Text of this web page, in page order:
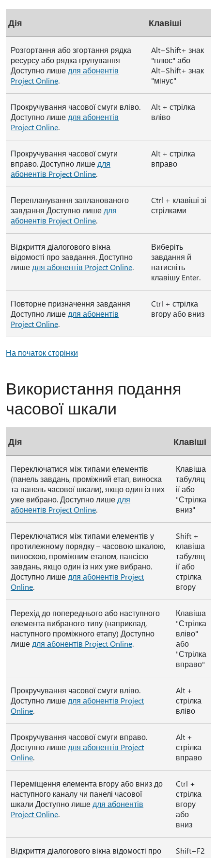
Дія Клавіші
Розгортання або згортання рядка
ресурсу або рядка групування
Доступно лише для абонентів
Project Online.
Alt+Shift+ знак
"плюс" або
Alt+Shift+ знак
"мінус"
Прокручування часової смуги вліво.
Доступно лише для абонентів
Project Online.
Alt + стрілка
вліво
Прокручування часової смуги
вправо. Доступно лише для
абонентів Project Online.
Alt + стрілка
вправо
Перепланування запланованого
завдання Доступно лише для
абонентів Project Online.
Ctrl + клавіші зі
стрілками
Відкриття діалогового вікна
відомості про завдання. Доступно
лише для абонентів Project Online.
Виберіть
завдання й
натисніть
клавішу Enter.
Повторне призначення завдання
Доступно лише для абонентів
Project Online.
Ctrl + стрілка
вгору або вниз
На початок сторінки
Використання подання
часової шкали
Дія Клавіші
Переключатися між типами елементів
(панель завдань, проміжний етап, виноска
та панель часової шкали), якщо один із них
уже вибрано. Доступно лише для
абонентів Project Online.
Клавіша
табуляц
ії або
"Стрілка
вниз"
Переключатися між типами елементів у
протилежному порядку – часовою шкалою,
виноскою, проміжним етапом, пансією
завдань, якщо один із них уже вибрано.
Доступно лише для абонентів Project
Online.
Shift +
клавіша
табуляц
ії або
стрілка
вгору
Перехід до попереднього або наступного
елемента вибраного типу (наприклад,
наступного проміжного етапу) Доступно
лише для абонентів Project Online.
Клавіша
"Стрілка
вліво"
або
"Стрілка
вправо"
Прокручування часової смуги вліво.
Доступно лише для абонентів Project
Online.
Alt +
стрілка
вліво
Прокручування часової смуги вправо.
Доступно лише для абонентів Project
Online.
Alt +
стрілка
вправо
Переміщення елемента вгору або вниз до
наступного каналу чи панелі часової
шкали Доступно лише для абонентів
Project Online.
Ctrl +
стрілка
вгору
або
вниз
Відкриття діалогового вікна відомості про
Shift+F2